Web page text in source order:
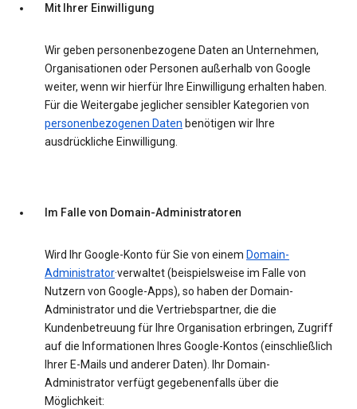
Mit Ihrer Einwilligung
Wir geben personenbezogene Daten an Unternehmen,
Organisationen oder Personen außerhalb von Google
weiter, wenn wir hierfür Ihre Einwilligung erhalten haben.
Für die Weitergabe jeglicher sensibler Kategorien von
personenbezogenen Daten benötigen wir Ihre
ausdrückliche Einwilligung.
Im Falle von Domain-Administratoren
Wird Ihr Google-Konto für Sie von einem Domain-
Administrator·verwaltet (beispielsweise im Falle von
Nutzern von Google-Apps), so haben der Domain-
Administrator und die Vertriebspartner, die die
Kundenbetreuung für Ihre Organisation erbringen, Zugriff
auf die Informationen Ihres Google-Kontos (einschließlich
Ihrer E-Mails und anderer Daten). Ihr Domain-
Administrator verfügt gegebenenfalls über die
Möglichkeit: